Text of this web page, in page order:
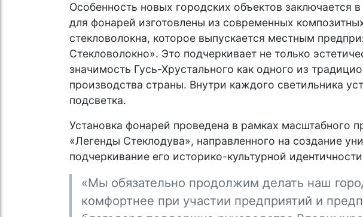
Особенность новых городских объектов заключается
для фонарей изготовлены из современных
стекловолокна, которое выпускается местным
Стекловолокно». Это подчеркивает не только
значимость Гусь-Хрустального как одного из
производства страны. Внутри каждого светильника
подсветка.
Установка фонарей проведена в рамках масштабного
«Легенды Стеклодува», направленного на создание
подчеркивание его историко-культурной
«Мы обязательно продолжим делать наш
комфортнее при участии предприятий и